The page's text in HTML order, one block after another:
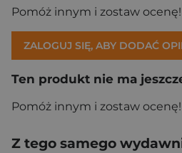
Pomóż innym i zostaw ocenę!
ZALOGUJ SIĘ, ABY DODAĆ
Ten produkt nie ma
Pomóż innym i zostaw ocenę!
Z tego samego